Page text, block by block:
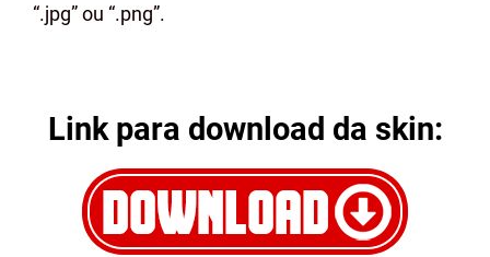
“.jpg” ou “.png”.
Link para download da skin: